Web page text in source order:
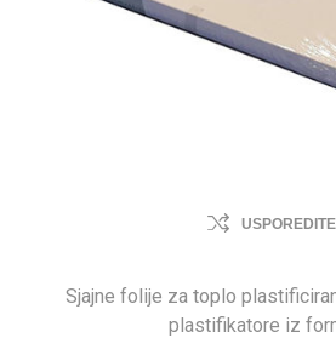
USPOREDITE
Sjajne folije za toplo
plastifikatore iz